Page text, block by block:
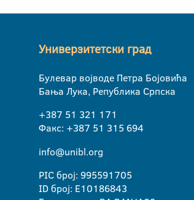
Универзитетски град
Булевар војводе Петра Бојовића
Бања Лука, Република Српска
+387 51 321 171
Факс: +387 51 315 694
info@unibl.org
PIC број: 995591705
ID број: E10186843